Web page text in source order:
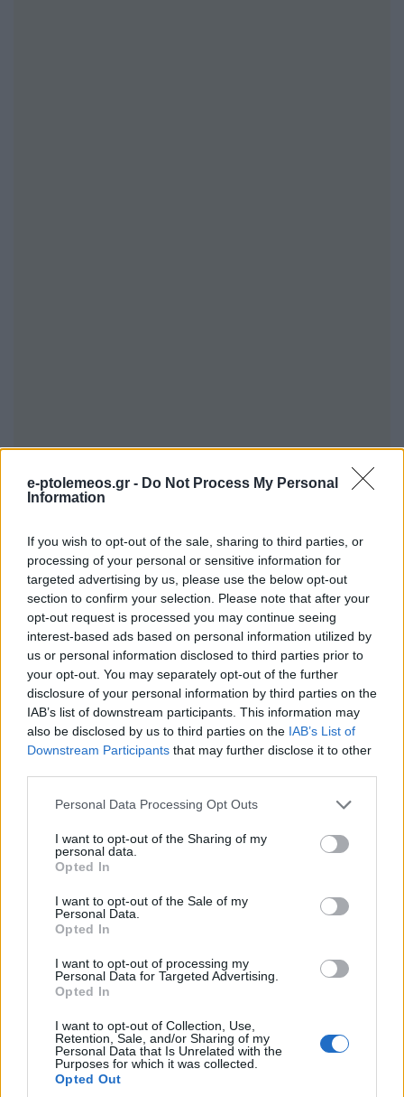
e-ptolemeos.gr - Do Not Process My Personal
Information
If you wish to opt-out of the sale, sharing to third parties, or
processing of your personal or sensitive information for
targeted advertising by us, please use the below opt-out
section to confirm your selection. Please note that after your
opt-out request is processed you may continue seeing
interest-based ads based on personal information utilized by
us or personal information disclosed to third parties prior to
your opt-out. You may separately opt-out of the further
disclosure of your personal information by third parties on the
IAB’s list of downstream participants. This information may
also be disclosed by us to third parties on the IAB’s List of
Downstream Participants that may further disclose it to other
Please note that this website/app uses one or more Google
not limited to your visit or usage behaviour. You may click to
grant or deny consent to Google and its third-party tags to
use your data for below specified purposes in below Google
consent section.
Personal Data Processing Opt Outs
I want to opt-out of the Sharing of my
personal data.
Opted In
I want to opt-out of the Sale of my
Personal Data.
Opted In
I want to opt-out of processing my
Personal Data for Targeted Advertising.
Opted In
I want to opt-out of Collection, Use,
Retention, Sale, and/or Sharing of my
Personal Data that Is Unrelated with the
Purposes for which it was collected.
Opted Out